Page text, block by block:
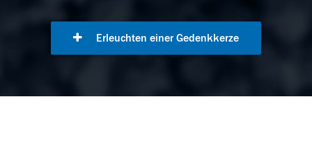
Erleuchten einer Gedenkkerze